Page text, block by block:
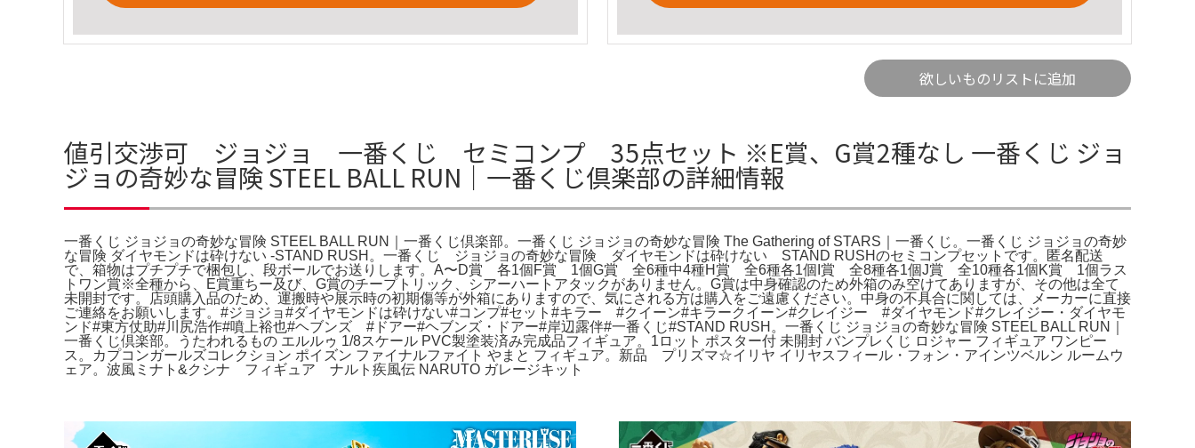
欲しいものリストに追加
値引交渉可 ジョジョ 一番くじ セミコンプ 35点セット ※E賞、G賞2種なし 一番くじ ジョ
ジョの奇妙な冒険 STEEL BALL RUN｜一番くじ倶楽部の詳細情報
一番くじ ジョジョの奇妙な冒険 STEEL BALL RUN｜一番くじ倶楽部。一番くじ ジョジョの奇妙な冒険 The Gathering of STARS｜一番くじ。一番くじ ジョジョの奇妙
な冒険 ダイヤモンドは砕けない -STAND RUSH。一番くじ ジョジョの奇妙な冒険 ダイヤモンドは砕けない STAND RUSHのセミコンプセットです。匿名配送
で、箱物はプチプチで梱包し、段ボールでお送りします。A〜D賞 各1個F賞 1個G賞 全6種中4種H賞 全6種各1個I賞 全8種各1個J賞 全10種各1個K賞 1個ラス
トワン賞※全種から、E賞重ちー及び、G賞のチープトリック、シアーハートアタックがありません。G賞は中身確認のため外箱のみ空けてありますが、その他は全て
未開封です。店頭購入品のため、運搬時や展示時の初期傷等が外箱にありますので、気にされる方は購入をご遠慮ください。中身の不具合に関しては、メーカーに直接
ご連絡をお願いします。#ジョジョ#ダイヤモンドは砕けない#コンプ#セット#キラー #クイーン#キラークイーン#クレイジー #ダイヤモンド#クレイジー・ダイヤモ
ンド#東方仗助#川尻浩作#噴上裕也#ヘブンズ #ドアー#ヘブンズ・ドアー#岸辺露伴#一番くじ#STAND RUSH。一番くじ ジョジョの奇妙な冒険 STEEL BALL RUN｜
一番くじ倶楽部。うたわれるもの エルルゥ 1/8スケール PVC製塗装済み完成品フィギュア。1ロット ポスター付 未開封 バンプレくじ ロジャー フィギュア ワンピー
ス。カプコンガールズコレクション ポイズン ファイナルファイト やまと フィギュア。新品 プリズマ☆イリヤ イリヤスフィール・フォン・アインツベルン ルームウ
ェア。波風ミナト&クシナ フィギュア ナルト疾風伝 NARUTO ガレージキット